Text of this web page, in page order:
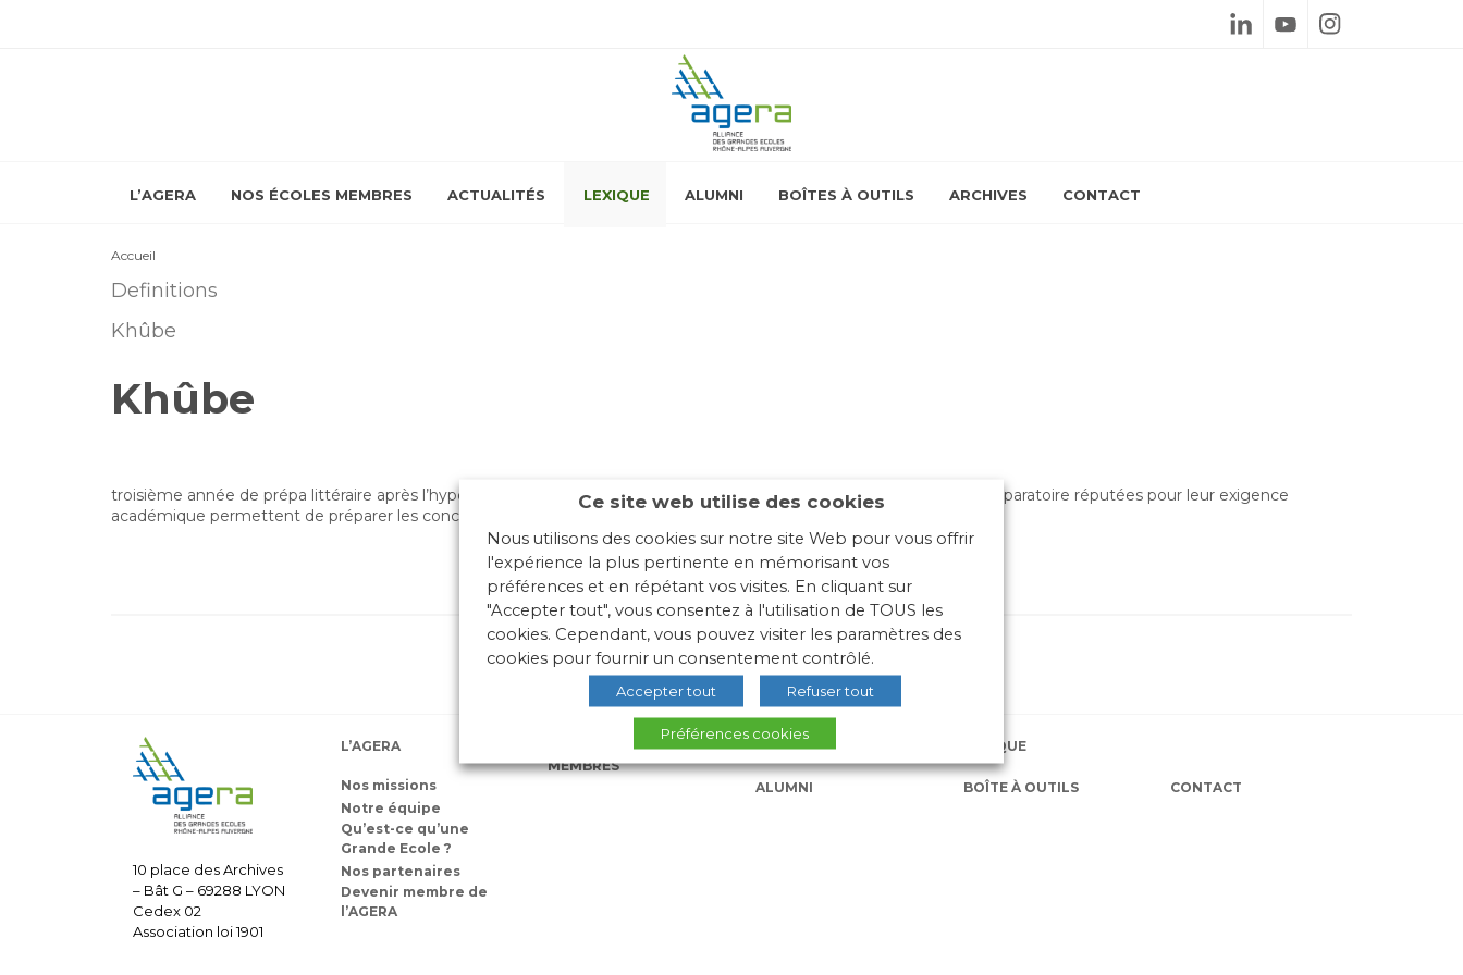
L’AGERA NOS ÉCOLES MEMBRES ACTUALITÉS LEXIQUE ALUMNI BOÎTES À OUTILS ARCHIVES CONTACT
Accueil
Definitions
Khûbe
Khûbe
troisième année de prépa littéraire après l’hypokhâgne et la khâgne, dans le jargon étudiant. Les années de classe préparatoire réputées pour leur exigence
académique permettent de préparer les concours de certaines grandes écoles ou concours plus spécialisés.
10 place des Archives
– Bât G – 69288 LYON
Cedex 02
Association loi 1901
L’AGERA
Nos missions
Notre équipe
Qu’est-ce qu’une
Grande Ecole ?
Nos partenaires
Devenir membre de
l’AGERA
NOS ÉCOLES
MEMBRES
ACTUALITÉS LEXIQUE
ALUMNI BOÎTE À OUTILS CONTACT
Ce site web utilise des cookies
Nous utilisons des cookies sur notre site Web pour vous offrir
l'expérience la plus pertinente en mémorisant vos
préférences et en répétant vos visites. En cliquant sur
"Accepter tout", vous consentez à l'utilisation de TOUS les
cookies. Cependant, vous pouvez visiter les paramètres des
cookies pour fournir un consentement contrôlé.
Accepter tout Refuser tout
Préférences cookies